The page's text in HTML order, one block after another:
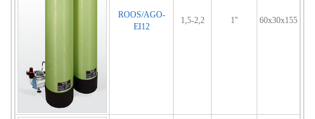
ROOS/AGO-
EI12
1,5-2,2 1'' 60x30x155